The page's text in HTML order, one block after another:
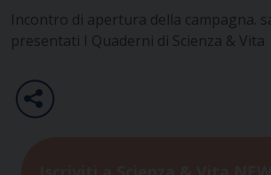
Incontro di apertura della campagna.
presentati I Quaderni di Scienza & Vita